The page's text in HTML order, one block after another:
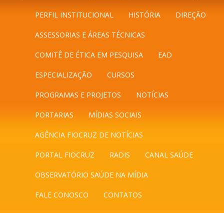
PERFIL INSTITUCIONAL HISTÓRIA DIREÇÃO
ASSESSORIAS E ÁREAS TÉCNICAS
COMITÊ DE ÉTICA EM PESQUISA EAD
ESPECIALIZAÇÃO CURSOS
PROGRAMAS E PROJETOS NOTÍCIAS
PORTARIAS MÍDIAS SOCIAIS
AGÊNCIA FIOCRUZ DE NOTÍCIAS
PORTAL FIOCRUZ RADIS CANAL SAÚDE
OBSERVATÓRIO SAÚDE NA MÍDIA
FALE CONOSCO CONTATOS